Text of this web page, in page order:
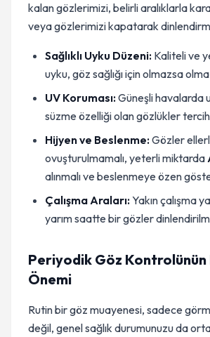
kalan gözlerimizi, belirli aralıklarla
veya gözlerimizi kapatarak
Sağlıklı Uyku Düzeni: Kaliteli ve
uyku, göz sağlığı için olmazsa
UV Koruması:Güneşli havalarda
süzme özelliği olan gözlükler
Hijyen ve Beslenme:Gözler
ovuşturulmamalı, yeterli miktarda
alınmalı ve beslenmeye özen
Çalışma Araları:Yakın çalışma
yarım saatte bir gözler
Periyodik Göz
Önemi
Rutin bir göz muayenesi, sadece
değil, genel sağlık durumunuzu da